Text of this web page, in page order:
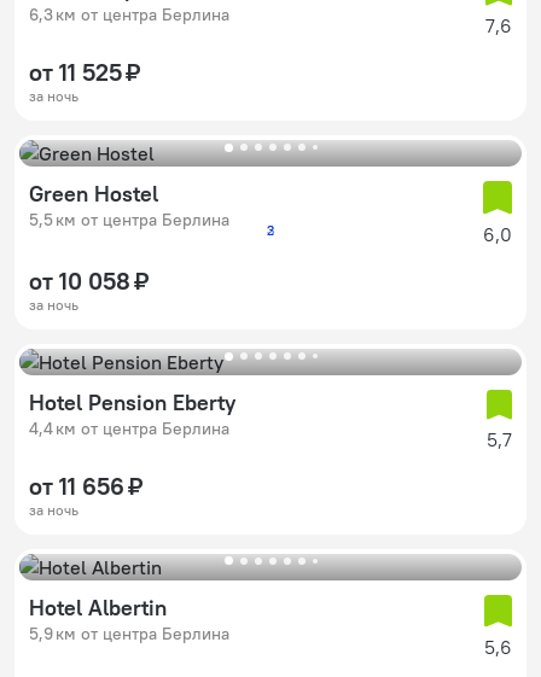
6,3 км от центра Берлина 7,6
от 11 525 ₽
за ночь
Green Hostel
5,5 км от центра Берлина
6,0
от 10 058 ₽
за ночь
Hotel Pension Eberty
4,4 км от центра Берлина 5,7
от 11 656 ₽
за ночь
Hotel Albertin
5,9 км от центра Берлина
5,6
2
3